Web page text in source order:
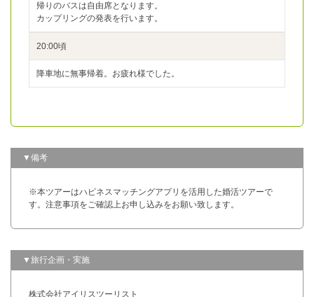
帰りのバスは自由席となります。
カップリングの発表を行います。
20:00頃
降車地に無事帰着。お疲れ様でした。
▼備考
※本ツアーはハピネスマッチングアプリを活用した婚活ツアーで
す。注意事項をご確認上お申し込みをお願い致します。
▼旅行企画・実施
株式会社アイリスツーリスト